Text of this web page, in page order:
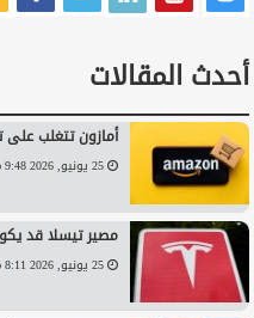
أحدث المقالات
أمازون تتغلب على
25 يونيو, 2026 9:48 م
مصير تيسلا قد
25 يونيو, 2026 8:11 م